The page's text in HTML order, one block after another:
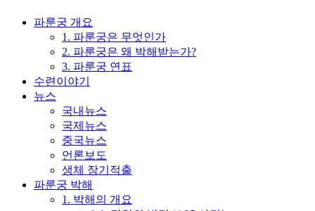
파룬궁 개요
1. 파룬궁은 무엇인가
2. 파룬궁은 왜 박해받는가?
3. 파룬궁 연표
수련이야기
뉴스
국내뉴스
국제뉴스
중국뉴스
언론보도
생체 장기적출
파룬궁 박해
1. 박해의 개요